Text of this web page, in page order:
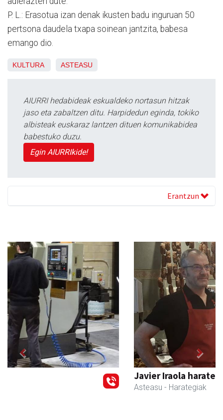
P. L.: Erasotua izan denak ikusten badu inguruan 50
pertsona daudela txapa soinean jantzita, babesa
emango dio.
KULTURA ASTEASU
AIURRI hedabideak eskualdeko nortasun hitzak
jaso eta zabaltzen ditu. Harpidedun eginda, tokiko
albisteak euskaraz lantzen dituen komunikabidea
babestuko duzu.
Egin AIURRIkide!
Erantzun
Previous Next